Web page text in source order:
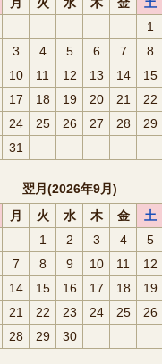
1
3 4 5 6 7
8
10 11 12 13 14
15
17 18 19 20 21
22
24 25 26 27 28
29
31
翌月(2026年9月)
月 火 水 木 金
土
1
2 3 4
5
7 8 9 10 11
12
14 15 16 17 18
19
21 22 23 24 25
26
28 29 30